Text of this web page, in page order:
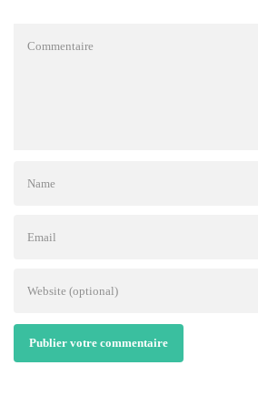
Publier votre commentaire